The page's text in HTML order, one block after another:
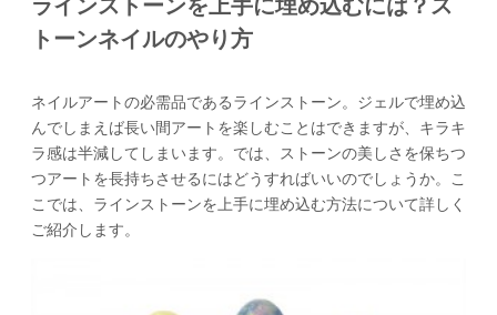
ラインストーンを上手に埋め込むには？ス
トーンネイルのやり方
ネイルアートの必需品であるラインストーン。ジェルで埋め込
んでしまえば長い間アートを楽しむことはできますが、キラキ
ラ感は半減してしまいます。では、ストーンの美しさを保ちつ
つアートを長持ちさせるにはどうすればいいのでしょうか。こ
こでは、ラインストーンを上手に埋め込む方法について詳しく
ご紹介します。